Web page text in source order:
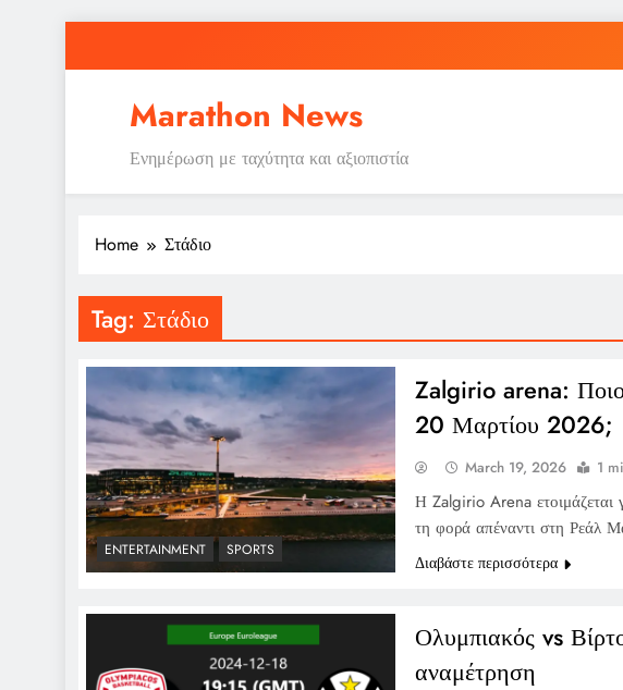
Marathon News
Ενημέρωση με ταχύτητα και αξιοπιστία
Home Στάδιο
Tag: Στάδιο
ENTERTAINMENT SPORTS
Zalgirio arena: Ποιοι
20 Μαρτίου 2026;
March 19, 2026 1
Η Zalgirio Arena
τη φορά απέναντι στη Ρεάλ
Διαβάστε περισσότερα
Ολυμπιακός vs
αναμέτρηση